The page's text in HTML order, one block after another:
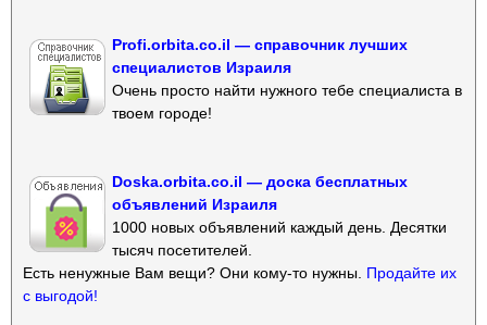
Profi.orbita.co.il — справочник лучших
специалистов Израиля
Очень просто найти нужного тебе специалиста в
твоем городе!
Doska.orbita.co.il — доска бесплатных
объявлений Израиля
1000 новых объявлений каждый день. Десятки
тысяч посетителей.
Есть ненужные Вам вещи? Они кому-то нужны. Продайте их
с выгодой!